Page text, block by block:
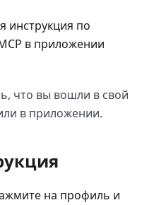
инструкция по
в приложении
что вы вошли в свой
в приложении.
на профиль и